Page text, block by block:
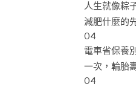
人生就像粽
減肥什麼的
04
電車省保養
一次，輪胎
04